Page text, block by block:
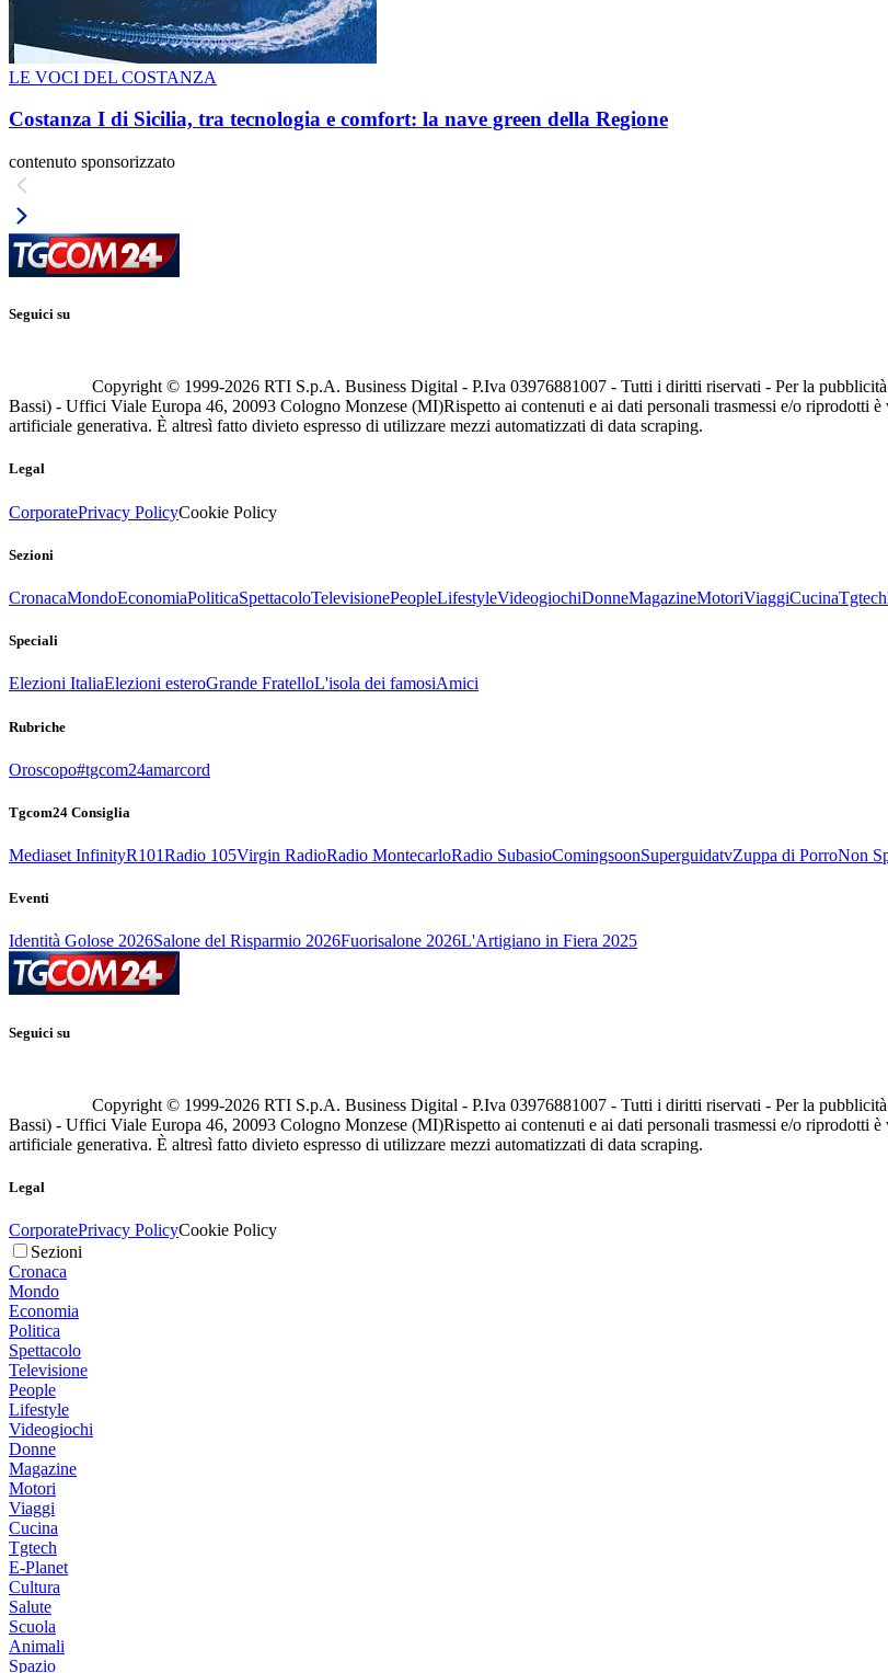
LE VOCI DEL COSTANZA
Costanza I di Sicilia, tra tecnologia e comfort: la nave green della Regione
contenuto sponsorizzato
Seguici su
Copyright © 1999-2026 RTI S.p.A. Business Digital - P.Iva 03976881007 - Tutti i diritti riservati - Per la
Bassi) - Uffici Viale Europa 46, 20093 Cologno Monzese (MI)Rispetto ai contenuti e ai dati personali trasmessi e/o riprodotti
artificiale generativa. È altresì fatto divieto espresso di utilizzare mezzi automatizzati di data scraping.
Legal
CorporatePrivacy PolicyCookie Policy
Sezioni
CronacaMondoEconomiaPoliticaSpettacoloTelevisionePeopleLifestyleVideogiochiDonneMagazineMotoriViaggiCucinaTgtech
Speciali
Elezioni ItaliaElezioni esteroGrande FratelloL'isola dei famosiAmici
Rubriche
Oroscopo#tgcom24amarcord
Tgcom24 Consiglia
Mediaset InfinityR101Radio 105Virgin RadioRadio MontecarloRadio SubasioComingsoonSuperguidatvZuppa di PorroNon
Eventi
Identità Golose 2026Salone del Risparmio 2026Fuorisalone 2026L'Artigiano in Fiera 2025
Seguici su
Copyright © 1999-2026 RTI S.p.A. Business Digital - P.Iva 03976881007 - Tutti i diritti riservati - Per la
Bassi) - Uffici Viale Europa 46, 20093 Cologno Monzese (MI)Rispetto ai contenuti e ai dati personali trasmessi e/o riprodotti
artificiale generativa. È altresì fatto divieto espresso di utilizzare mezzi automatizzati di data scraping.
Legal
CorporatePrivacy PolicyCookie Policy
Sezioni
Cronaca
Mondo
Economia
Politica
Spettacolo
Televisione
People
Lifestyle
Videogiochi
Donne
Magazine
Motori
Viaggi
Cucina
Tgtech
E-Planet
Cultura
Salute
Scuola
Animali
Spazio